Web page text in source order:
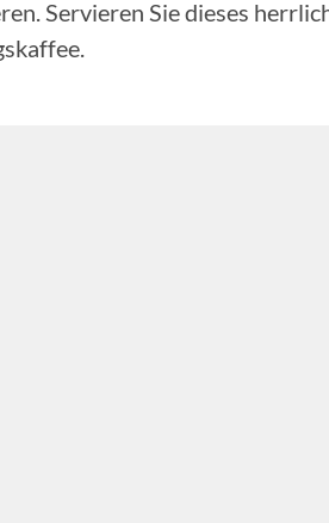
Servieren Sie dieses